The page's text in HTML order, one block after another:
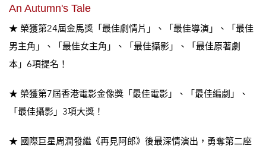
An Autumn's Tale
★ 榮獲第24屆金馬獎「最佳劇情片」、「最佳導演」、「最佳
男主角」、「最佳女主角」、「最佳攝影」、「最佳原著劇
本」6項提名！
★ 榮獲第7屆香港電影金像獎「最佳電影」、「最佳編劇」、
「最佳攝影」3項大獎！
★ 國際巨星周潤發繼《再見阿郎》後最深情演出，勇奪第二座